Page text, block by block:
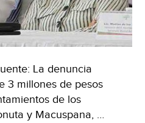
La denuncia
3 millones de pesos
de los
y Macuspana, …